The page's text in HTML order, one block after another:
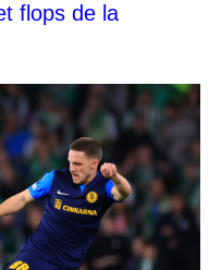
flops de la